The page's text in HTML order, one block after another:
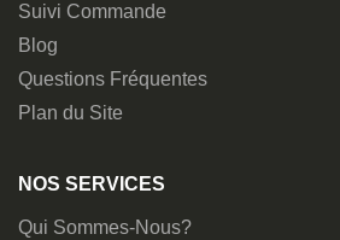
Suivi Commande
Blog
Questions Fréquentes
Plan du Site
NOS SERVICES
Qui Sommes-Nous?